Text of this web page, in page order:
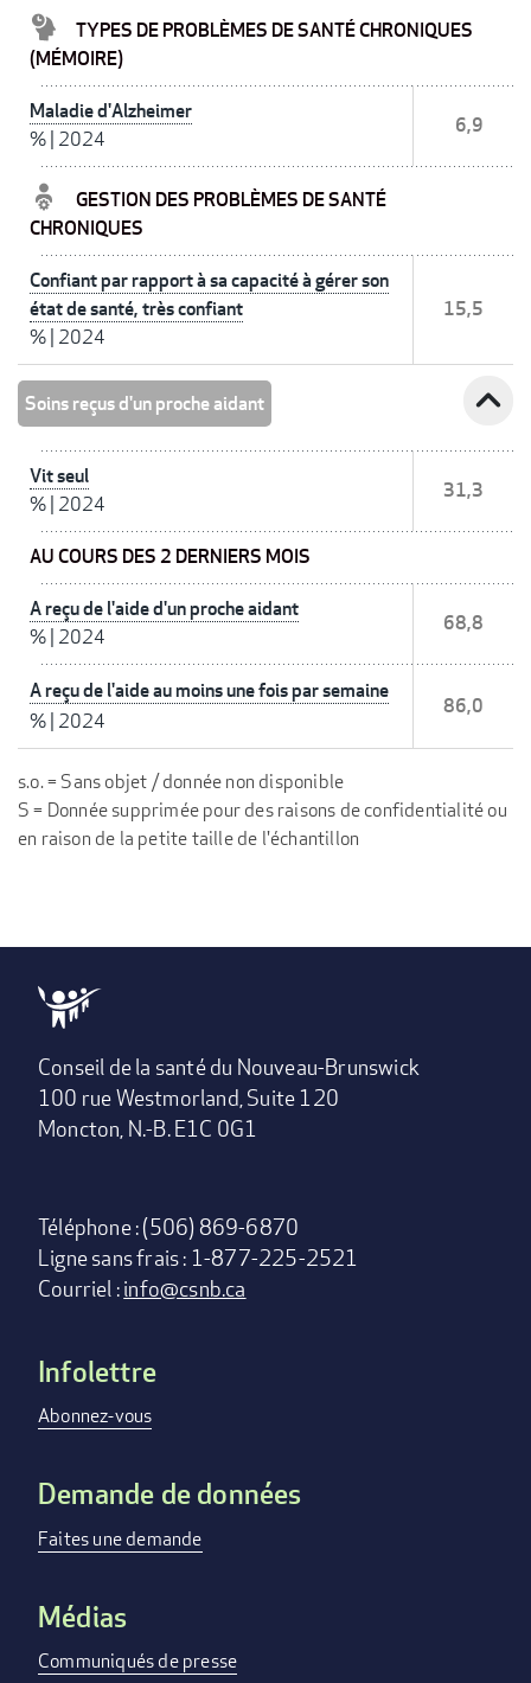
TYPES DE PROBLÈMES DE SANTÉ CHRONIQUES
(MÉMOIRE)
Maladie d'Alzheimer
% 2024
6,9
GESTION DES PROBLÈMES DE SANTÉ
CHRONIQUES
Confiant par rapport à sa capacité à gérer son
état de santé, très confiant
% 2024
15,5
Soins reçus d'un proche aidant expand_less
Vit seul
% 2024
31,3
AU COURS DES 2 DERNIERS MOIS
A reçu de l'aide d'un proche aidant
% 2024
68,8
A reçu de l'aide au moins une fois par semaine
% 2024
86,0
s.o. = Sans objet / donnée non disponible
S = Donnée supprimée pour des raisons de confidentialité ou
en raison de la petite taille de l'échantillon
Conseil de la santé du Nouveau-Brunswick
100 rue Westmorland, Suite 120
Moncton, N.-B. E1C 0G1
Téléphone : (506) 869-6870
Ligne sans frais : 1-877-225-2521
Courriel :info@csnb.ca
Footer
menu
Infolettre
Abonnez-vous
Demande de données
Faites une demande
Médias
Communiqués de presse